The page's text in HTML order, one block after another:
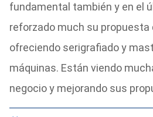
fundamental también y en el
reforzado much su propuesta
ofreciendo serigrafiado y
máquinas. Están viendo
negocio y mejorando sus